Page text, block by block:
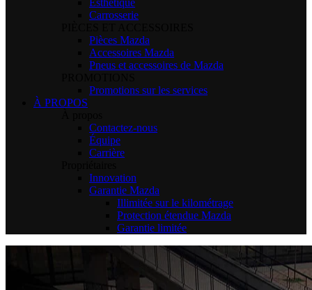
Esthétique
Carrosserie
Pièces Mazda
Accessoires Mazda
Pneus et accessoires de Mazda
Promotions sur les services
À PROPOS
Contactez-nous
Équipe
Carrière
Innovation
Garantie Mazda
Illimitée sur le kilométrage
Protection étendue Mazda
Garantie limitée